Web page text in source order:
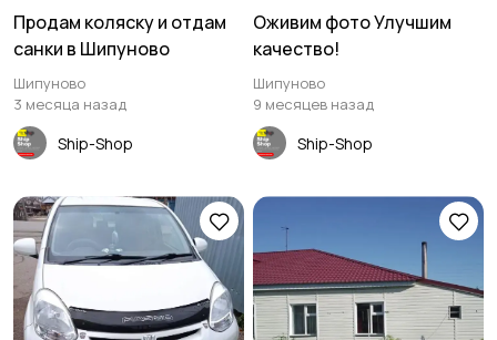
Продам коляску и отдам
санки в Шипуново
Шипуново
3 месяца назад
Ship-Shop
Оживим фото Улучшим
качество!
Шипуново
9 месяцев назад
Ship-Shop